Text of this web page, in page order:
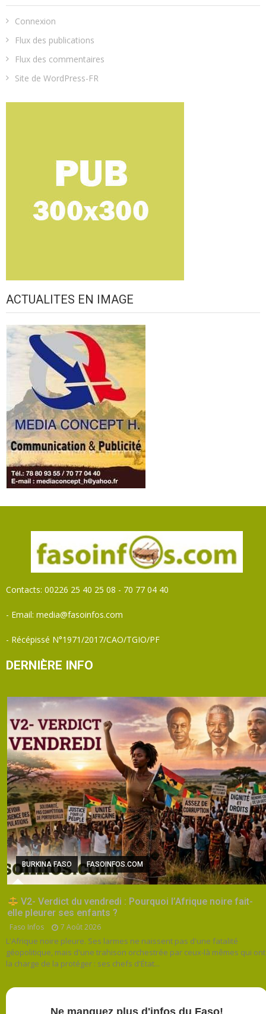
Connexion
Flux des publications
Flux des commentaires
Site de WordPress-FR
ACTUALITES EN IMAGE
Contacts: 00226 25 40 25 08 - 70 77 04 40
- Email: media@fasoinfos.com
- Récépissé N°1971/2017/CAO/TGIO/PF
DERNIÈRE INFO
BURKINA FASO FASOINFOS.COM
V2- Verdict du vendredi : Pourquoi l’Afrique noire fait-
elle pleurer ses enfants ?
Faso Infos 7 Août 2026
L'Afrique noire pleure. Ses larmes ne naissent pas d'une fatalité
géopolitique, mais d'une trahison orchestrée par ceux-là mêmes qui ont
la charge de la protéger : ses chefs d'État...